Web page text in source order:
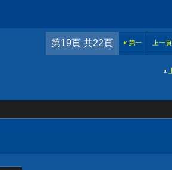
第19頁 共22頁 «第一 上一頁
«